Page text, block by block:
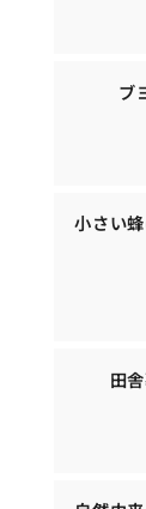
ブ
小さい
田